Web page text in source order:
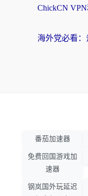
番茄加速器
免费回国游戏加
速器
钢岚国外玩延迟